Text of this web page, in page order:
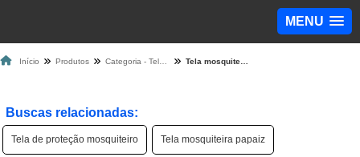
MENU
Início Produtos
Buscas relacionadas:
Tela de proteção mosquiteiro Tela mosquiteira papaiz